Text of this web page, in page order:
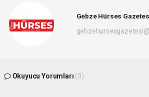
Gebze Hürses
Okuyucu Yorumları (0)